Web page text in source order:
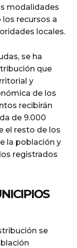
modalidades
recursos a
locales.
se ha
que
y
de los
recibirán
de 9.000
el resto de los
la población y
registrados
se